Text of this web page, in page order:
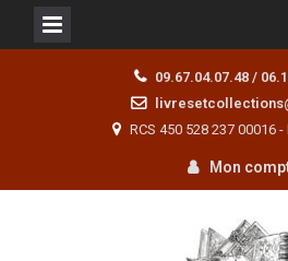
09.67.04.07.48 /
RCS 450 528 237 00016
Mon